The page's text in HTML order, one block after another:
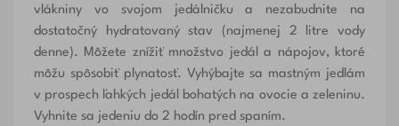
vlákniny vo svojom jedálničku a nezabudnite na
dostatočný hydratovaný stav (najmenej 2 litre vody
denne). Môžete znížiť množstvo jedál a nápojov, ktoré
môžu spôsobiť plynatosť. Vyhýbajte sa mastným jedlám
v prospech ľahkých jedál bohatých na ovocie a zeleninu.
Vyhnite sa jedeniu do 2 hodín pred spaním.